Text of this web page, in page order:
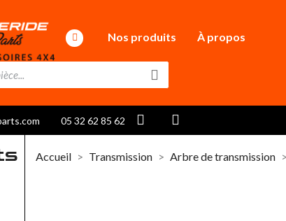
Nos produits À propos
05 32 62 85 62
Accueil Transmission Arbre de transmission